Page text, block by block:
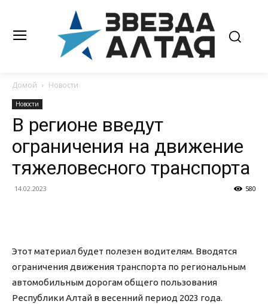
Домой Новости
Новости
В регионе введут
ограничения на движение
тяжеловесного транспорта
14.02.2023 580
Этот материал будет полезен водителям. Вводятся
ограничения движения транспорта по региональным
автомобильным дорогам общего пользования
Республики Алтай в весенний период 2023 года.